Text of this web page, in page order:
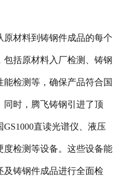
材料到铸钢件成品的每个
括原材料入厂检测、铸钢
检测等，确保产品符合国
同时，腾飞铸钢引进了顶
直读光谱仪、液压
检测等设备。这些设备能
铸钢件成品进行全面检